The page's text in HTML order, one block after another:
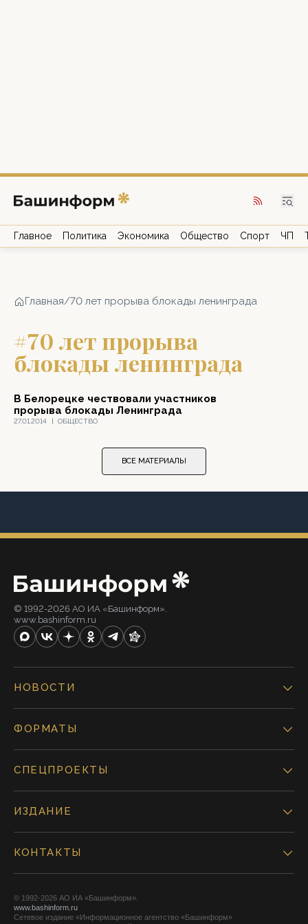
Главное Политика Экономика Общество Спорт ЧП
Главная/70 лет прорыва блокады ленинграда
#70 лет прорыва
блокады ленинграда
27.01.2014 | ОБЩЕСТВО
В Белорецке чествовали участников
прорыва блокады Ленинграда
ВСЕ МАТЕРИАЛЫ
© 1992-2026 АО ИА «Башинформ».
www.bashinform.ru
НОВОСТИ
ФОРМАТЫ
СПЕЦПРОЕКТЫ
ИЗДАНИЕ
КОНТАКТЫ
© 1992-2026 АО ИА «Башинформ».
www.bashinform.ru
Сетевое издание «Информационное агентство «Башинформ»